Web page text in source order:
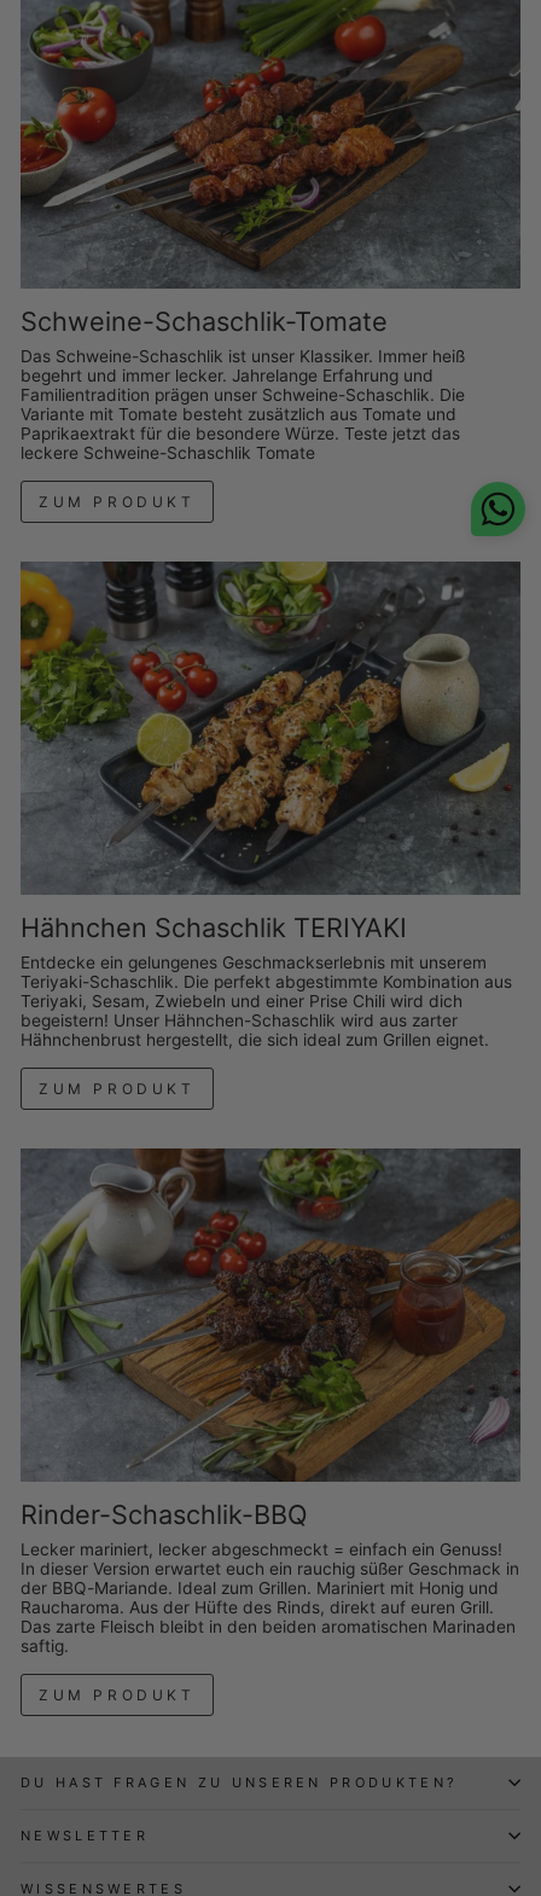
Schweine-Schaschlik-Tomate
Das Schweine-Schaschlik ist unser Klassiker. Immer heiß
begehrt und immer lecker. Jahrelange Erfahrung und
Familientradition prägen unser Schweine-Schaschlik. Die
Variante mit Tomate besteht zusätzlich aus Tomate und
Paprikaextrakt für die besondere Würze. Teste jetzt das
leckere Schweine-Schaschlik Tomate
ZUM PRODUKT
Hähnchen Schaschlik TERIYAKI
Entdecke ein gelungenes Geschmackserlebnis mit unserem
Teriyaki-Schaschlik. Die perfekt abgestimmte Kombination aus
Teriyaki, Sesam, Zwiebeln und einer Prise Chili wird dich
begeistern! Unser Hähnchen-Schaschlik wird aus zarter
Hähnchenbrust hergestellt, die sich ideal zum Grillen eignet.
ZUM PRODUKT
Rinder-Schaschlik-BBQ
Lecker mariniert, lecker abgeschmeckt = einfach ein Genuss!
In dieser Version erwartet euch ein rauchig süßer Geschmack in
der BBQ-Mariande. Ideal zum Grillen. Mariniert mit Honig und
Raucharoma. Aus der Hüfte des Rinds, direkt auf euren Grill.
Das zarte Fleisch bleibt in den beiden aromatischen Marinaden
saftig.
ZUM PRODUKT
DU HAST FRAGEN ZU UNSEREN PRODUKTEN?
NEWSLETTER
WISSENSWERTES